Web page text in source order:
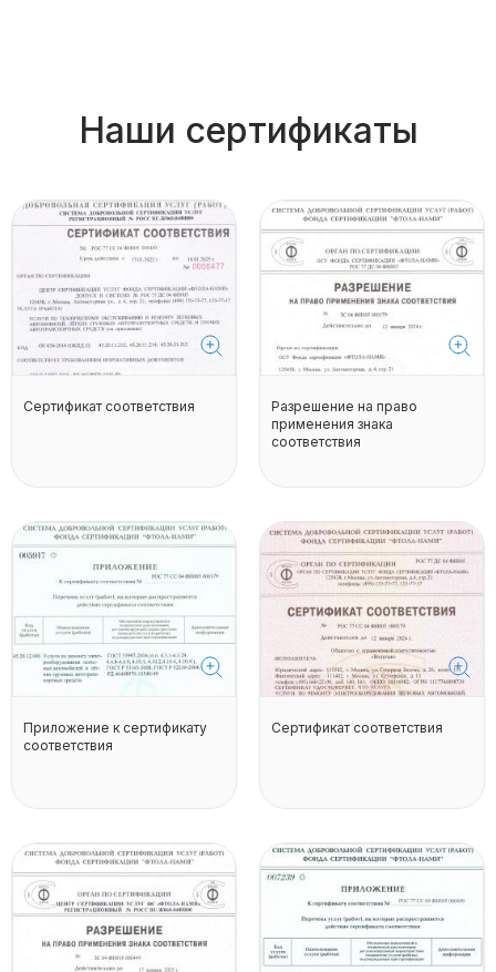
Наши сертификаты
Сертификат соответствия
Разрешение на право
применения знака
соответствия
Приложение к сертификату
соответствия
Сертификат соответствия